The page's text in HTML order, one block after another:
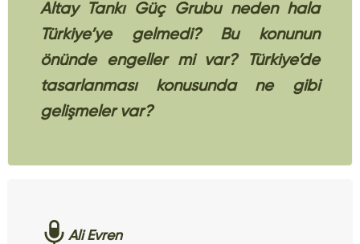
Altay Tankı Güç Grubu neden hala
Türkiye’ye gelmedi? Bu konunun
önünde engeller mi var? Türkiye’de
tasarlanması konusunda ne gibi
gelişmeler var?
Ali Evren